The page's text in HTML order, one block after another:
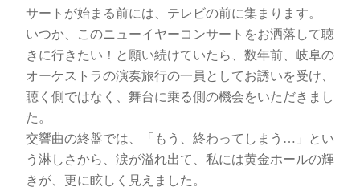
サートが始まる前には、テレビの前に集まります。
いつか、このニューイヤーコンサートをお洒落して聴
きに行きたい！と願い続けていたら、数年前、岐阜の
オーケストラの演奏旅行の一員としてお誘いを受け、
聴く側ではなく、舞台に乗る側の機会をいただきまし
た。
交響曲の終盤では、「もう、終わってしまう…」とい
う淋しさから、涙が溢れ出て、私には黄金ホールの輝
きが、更に眩しく見えました。